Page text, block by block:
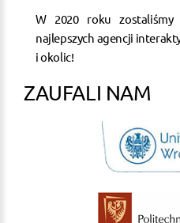
W 2020 roku
najlepszych agencji
i okolic!
ZAUFALI NAM